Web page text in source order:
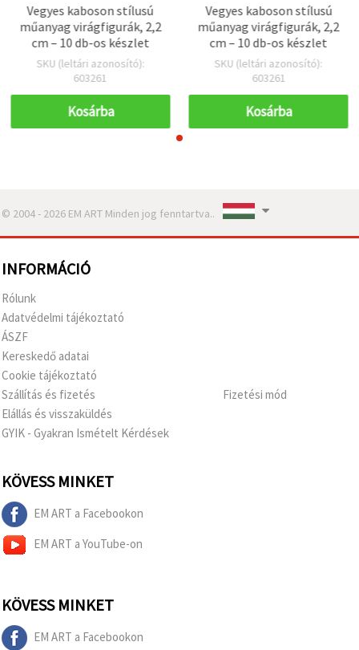
Vegyes kaboson stílusú
műanyag virágfigurák, 2,2
cm – 10 db-os készlet
SKU (leltári azonosító):
603261
Kosárba
Vegyes kaboson stílusú
műanyag virágfigurák, 2,2
cm – 10 db-os készlet
SKU (leltári azonosító):
603261
Kosárba
© 2004 - 2026 EM ART Minden jog fenntartva..
INFORMÁCIÓ
Rólunk
Adatvédelmi tájékoztató
ÁSZF
Kereskedő adatai
Cookie tájékoztató
Szállítás és fizetés
Elállás és visszaküldés
GYIK - Gyakran Ismételt Kérdések
Fizetési mód
KÖVESS MINKET
EM ART a Facebookon
EM ART a YouTube-on
KÖVESS MINKET
EM ART a Facebookon